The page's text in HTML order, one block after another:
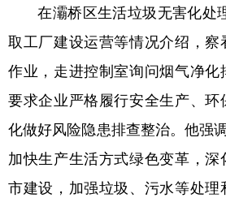
在灞桥区生活垃圾无害化处
取工厂建设运营等情况介绍，
作业，走进控制室询问烟气净化
要求企业严格履行安全生产、
化做好风险隐患排查整治。他强
加快生产生活方式绿色变革，
市建设，加强垃圾、污水等处